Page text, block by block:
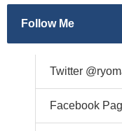
Follow Me
Twitter
Facebook